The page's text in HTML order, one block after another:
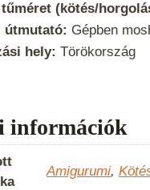
(kötés/
útmutató: Gépben
hely: Törökország
információk
Amigurumi,